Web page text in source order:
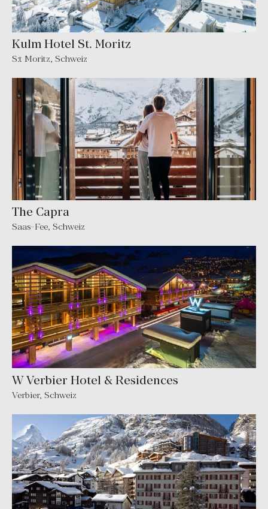
Kulm Hotel St. Moritz
S:t Moritz, Schweiz
The Capra
Saas-Fee, Schweiz
W Verbier Hotel & Residences
Verbier, Schweiz